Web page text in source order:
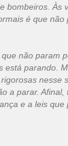
bombeiros. Às
é que não
não param
está parando.
nesse
a parar.
e a leis que